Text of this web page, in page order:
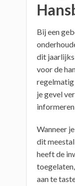
Bij een
dit
voor de
regelmatig
je gevel
Wanneer
dit
heeft de
aan te